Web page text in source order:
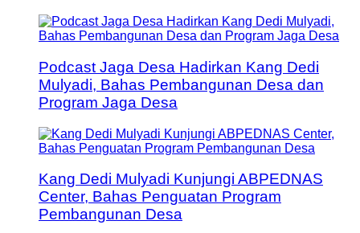
Podcast Jaga Desa Hadirkan Kang Dedi
Mulyadi, Bahas Pembangunan Desa dan
Program Jaga Desa
Kang Dedi Mulyadi Kunjungi ABPEDNAS
Center, Bahas Penguatan Program
Pembangunan Desa